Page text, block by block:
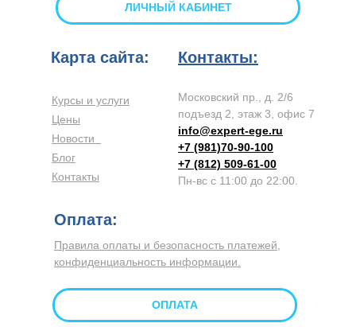
Курсы и услуги
Цены
Новости
Блог
Контакты
Московский пр., д. 2/6
подъезд 2, этаж 3, офис 7
info@expert-ege.ru
+7 (981)70-90-100
+7 (812) 509-61-00
Пн-вс с 11:00 до 22:00.
Правила оплаты и безопасность платежей,
конфиденциальность информации.
Карта сайта: Контакты:
Оплата:
ОПЛАТА
ЛИЧНЫЙ КАБИНЕТ